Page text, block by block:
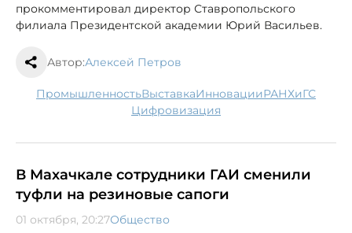
прокомментировал директор Ставропольского
филиала Президентской академии Юрий Васильев.
Автор:Алексей Петров
промышленность выставка инновации РАНХиГС
цифровизация
В Махачкале сотрудники ГАИ сменили
туфли на резиновые сапоги
01 октября, 20:27Общество